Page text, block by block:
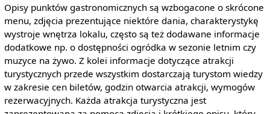
Opisy punktów gastronomicznych są wzbogacone o skrócone
menu, zdjęcia prezentujące niektóre dania, charakterystykę
wystroje wnętrza lokalu, często są też dodawane informacje
dodatkowe np. o dostępności ogródka w sezonie letnim czy
muzyce na żywo. Z kolei informacje dotyczące atrakcji
turystycznych przede wszystkim dostarczają turystom wiedzy
w zakresie cen biletów, godzin otwarcia atrakcji, wymogów
rezerwacyjnych. Każda atrakcja turystyczna jest